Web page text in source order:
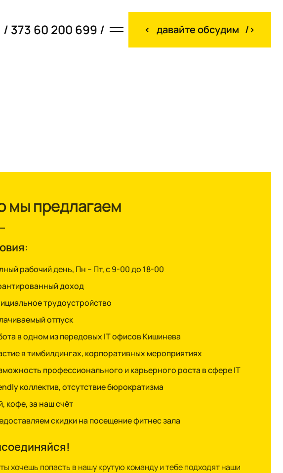
/ 373 60 200 699 / давайте обсудим
мы предлагаем
рабочий день, Пн – Пт, с 9-00 до 18-00
доход
трудоустройство
отпуск
в одном из передовых IT офисов Кишинева
в тимбилдингах, корпоративных мероприятиях
профессионального и карьерного роста в сфере IT
коллектив, отсутствие бюрократизма
кофе, за наш счёт
скидки на посещение фитнес зала
хочешь попасть в нашу крутую команду и тебе подходят наши